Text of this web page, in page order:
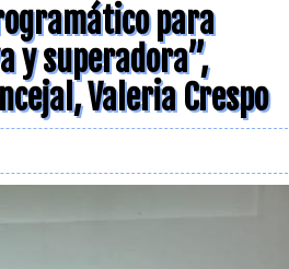
para
y superadora”,
Valeria Crespo